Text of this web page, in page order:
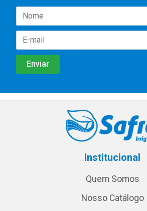
Institucional
Quem Somos
Nosso Catálogo